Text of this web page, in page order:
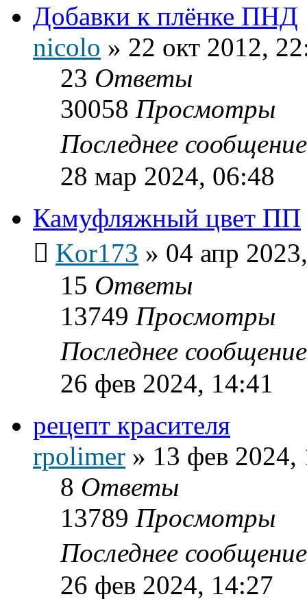
Добавки к плёнке ПНД
nicolo » 22 окт 2012,
23 Ответы
30058 Просмотры
Последнее
28 мар 2024, 06:48
Камуфляжный цвет ПП
Kor173 » 04 апр
15 Ответы
13749 Просмотры
Последнее
26 фев 2024, 14:41
рецепт красителя
rpolimer » 13 фев 2024,
8 Ответы
13789 Просмотры
Последнее
26 фев 2024, 14:27